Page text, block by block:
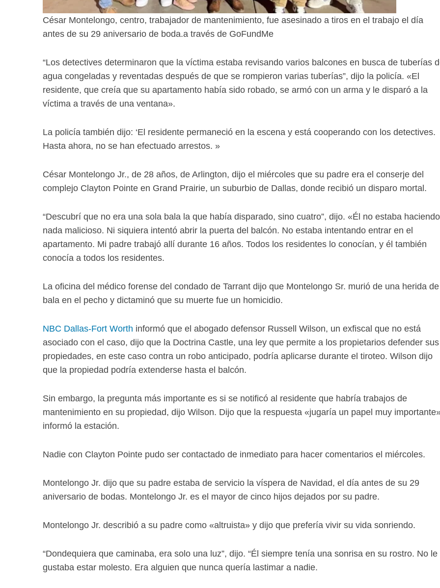
César Montelongo, centro, trabajador de mantenimiento, fue asesinado a tiros en el trabajo el día
antes de su 29 aniversario de boda.a través de GoFundMe
“Los detectives determinaron que la víctima estaba revisando varios balcones en busca de tuberías
agua congeladas y reventadas después de que se rompieron varias tuberías”, dijo la policía. «El
residente, que creía que su apartamento había sido robado, se armó con un arma y le disparó a la
víctima a través de una ventana».
La policía también dijo: ‘El residente permaneció en la escena y está cooperando con los detectives.
Hasta ahora, no se han efectuado arrestos. »
César Montelongo Jr., de 28 años, de Arlington, dijo el miércoles que su padre era el conserje del
complejo Clayton Pointe en Grand Prairie, un suburbio de Dallas, donde recibió un disparo mortal.
“Descubrí que no era una sola bala la que había disparado, sino cuatro”, dijo. «Él no estaba haciendo
nada malicioso. Ni siquiera intentó abrir la puerta del balcón. No estaba intentando entrar en el
apartamento. Mi padre trabajó allí durante 16 años. Todos los residentes lo conocían, y él también
conocía a todos los residentes.
La oficina del médico forense del condado de Tarrant dijo que Montelongo Sr. murió de una herida de
bala en el pecho y dictaminó que su muerte fue un homicidio.
NBC Dallas-Fort Worth informó que el abogado defensor Russell Wilson, un exfiscal que no está
asociado con el caso, dijo que la Doctrina Castle, una ley que permite a los propietarios defender sus
propiedades, en este caso contra un robo anticipado, podría aplicarse durante el tiroteo. Wilson dijo
que la propiedad podría extenderse hasta el balcón.
Sin embargo, la pregunta más importante es si se notificó al residente que habría trabajos de
mantenimiento en su propiedad, dijo Wilson. Dijo que la respuesta «jugaría un papel muy
informó la estación.
Nadie con Clayton Pointe pudo ser contactado de inmediato para hacer comentarios el miércoles.
Montelongo Jr. dijo que su padre estaba de servicio la víspera de Navidad, el día antes de su 29
aniversario de bodas. Montelongo Jr. es el mayor de cinco hijos dejados por su padre.
Montelongo Jr. describió a su padre como «altruista» y dijo que prefería vivir su vida sonriendo.
“Dondequiera que caminaba, era solo una luz”, dijo. “Él siempre tenía una sonrisa en su rostro. No le
gustaba estar molesto. Era alguien que nunca quería lastimar a nadie.